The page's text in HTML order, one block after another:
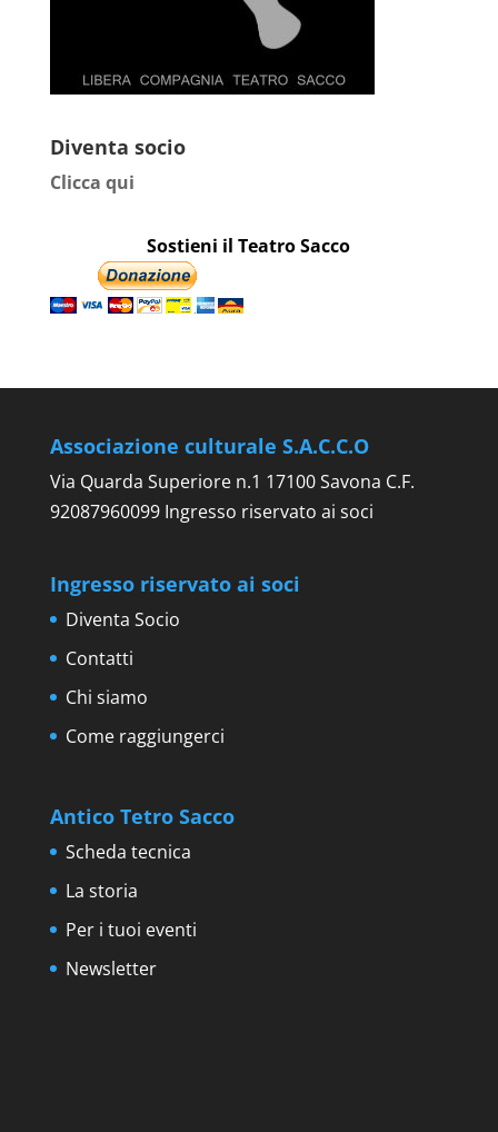
Diventa socio
Clicca qui
Sostieni il Teatro Sacco
Associazione culturale S.A.C.C.O
Via Quarda Superiore n.1 17100 Savona C.F.
92087960099 Ingresso riservato ai soci
Ingresso riservato ai soci
Diventa Socio
Contatti
Chi siamo
Come raggiungerci
Antico Tetro Sacco
Scheda tecnica
La storia
Per i tuoi eventi
Newsletter